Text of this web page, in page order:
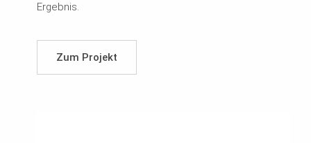
Ergebnis.
Zum Projekt